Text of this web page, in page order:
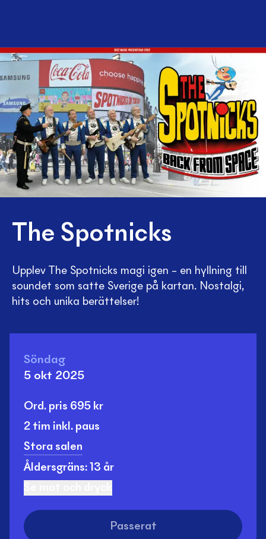
The Spotnicks
Upplev The Spotnicks magi igen – en hyllning till
soundet som satte Sverige på kartan. Nostalgi,
hits och unika berättelser!
Söndag
5 okt 2025
Ord. pris 695 kr
2 tim inkl. paus
Stora salen
Åldersgräns: 13 år
Passerat